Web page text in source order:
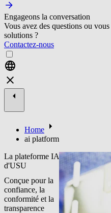
Engageons la conversation
Vous avez des questions ou
solutions ?
Contactez-nous
Home
ai platform
La plateforme IA
d'USU
Conçue pour la
confiance, la
conformité et la
transparence